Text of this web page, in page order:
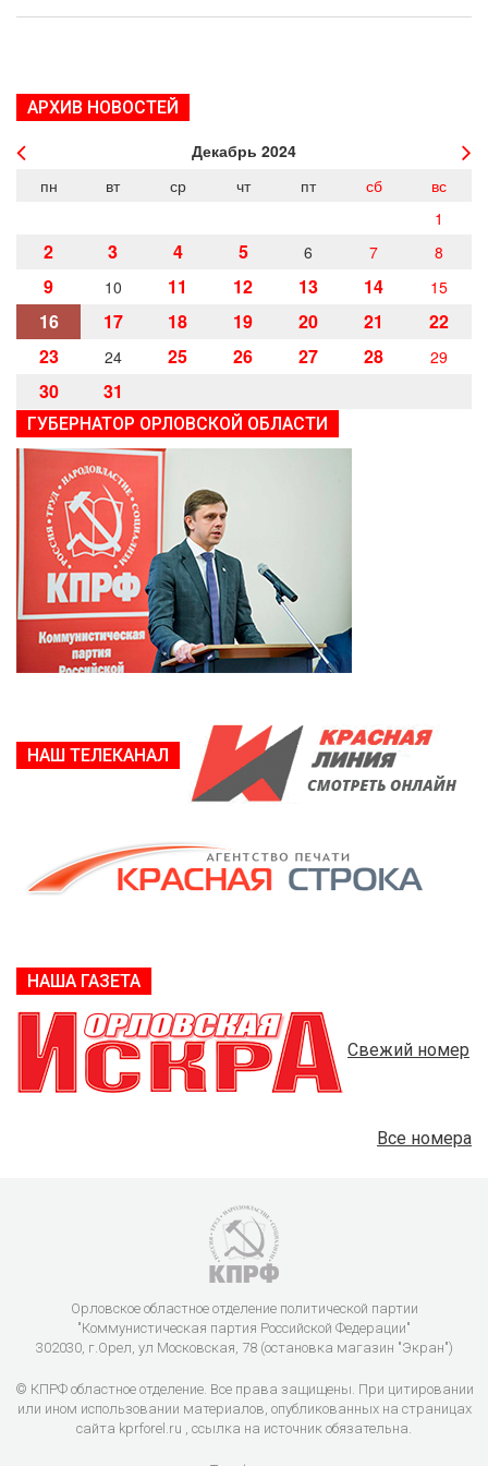
АРХИВ НОВОСТЕЙ
Декабрь 2024
пн
вт ср чт пт сб
вс
1
2 3 4 5 6 7 8
9 10 11 12 13 14 15
16 17 18 19 20 21
22
23
24 25 26 27 28 29
30 31
ГУБЕРНАТОР ОРЛОВСКОЙ ОБЛАСТИ
НАШ ТЕЛЕКАНАЛ
НАША ГАЗЕТА
Свежий номер
Все номера
Орловское областное отделение политической партии
"Коммунистическая партия Российской Федерации"
302030, г.Орел, ул Московская, 78 (остановка магазин "Экран")
© КПРФ областное отделение. Все права защищены. При цитировании
или ином использовании материалов, опубликованных на страницах
сайта kprforel.ru , ссылка на источник обязательна.